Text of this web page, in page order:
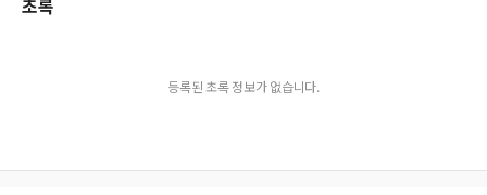
초록
등록된 초록 정보가 없습니다.